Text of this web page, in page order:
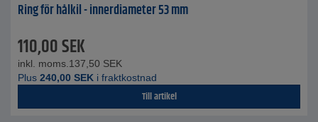
Ring för hålkil - innerdiameter 53 mm
110,00SEK
inkl. moms. 137,50 SEK
Plus 240,00 SEK i fraktkostnad
Till artikel